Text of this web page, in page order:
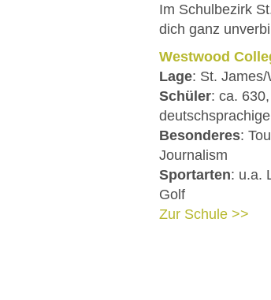
Im Schulbezirk
dich ganz
Westwood
Lage: St.
Schüler: ca.
deutschsprachige
Besonderes:
Journalism
Sportarten: u.a.
Golf
Zur Schule >>